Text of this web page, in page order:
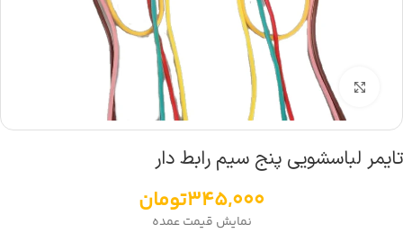
بزرگنمایی تصویر
تایمر لباسشویی پنج سیم رابط دار
345,000تومان
نمایش قیمت عمده